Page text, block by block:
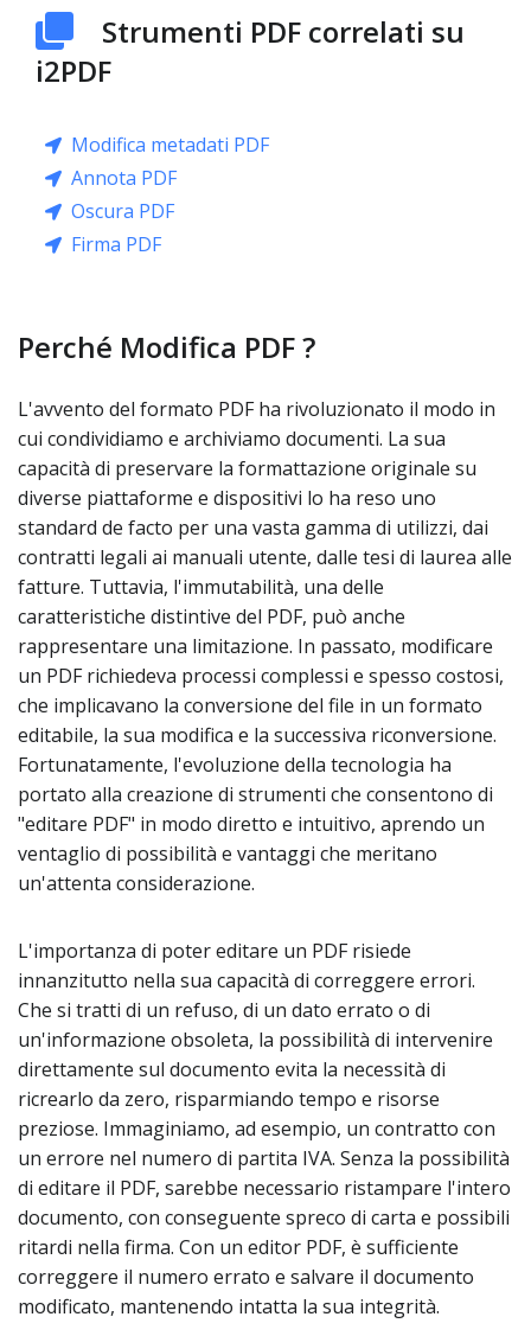
Strumenti PDF correlati su
i2PDF
Modifica metadati PDF
Annota PDF
Oscura PDF
Firma PDF
Perché Modifica PDF ?
L'avvento del formato PDF ha rivoluzionato il modo in
cui condividiamo e archiviamo documenti. La sua
capacità di preservare la formattazione originale su
diverse piattaforme e dispositivi lo ha reso uno
standard de facto per una vasta gamma di utilizzi, dai
contratti legali ai manuali utente, dalle tesi di laurea alle
fatture. Tuttavia, l'immutabilità, una delle
caratteristiche distintive del PDF, può anche
rappresentare una limitazione. In passato, modificare
un PDF richiedeva processi complessi e spesso costosi,
che implicavano la conversione del file in un formato
editabile, la sua modifica e la successiva riconversione.
Fortunatamente, l'evoluzione della tecnologia ha
portato alla creazione di strumenti che consentono di
"editare PDF" in modo diretto e intuitivo, aprendo un
ventaglio di possibilità e vantaggi che meritano
un'attenta considerazione.
L'importanza di poter editare un PDF risiede
innanzitutto nella sua capacità di correggere errori.
Che si tratti di un refuso, di un dato errato o di
un'informazione obsoleta, la possibilità di intervenire
direttamente sul documento evita la necessità di
ricrearlo da zero, risparmiando tempo e risorse
preziose. Immaginiamo, ad esempio, un contratto con
un errore nel numero di partita IVA. Senza la possibilità
di editare il PDF, sarebbe necessario ristampare l'intero
documento, con conseguente spreco di carta e possibili
ritardi nella firma. Con un editor PDF, è sufficiente
correggere il numero errato e salvare il documento
modificato, mantenendo intatta la sua integrità.